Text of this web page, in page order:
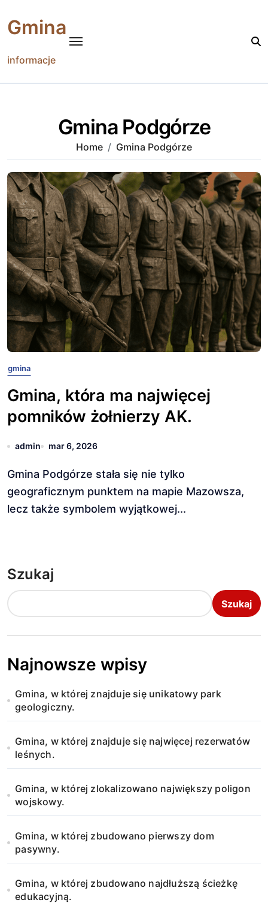
content
Gmina
informacje
Gmina Podgórze
Home Gmina Podgórze
gmina
Gmina, która ma najwięcej
pomników żołnierzy AK.
admin mar 6, 2026
Gmina Podgórze stała się nie tylko
geograficznym punktem na mapie Mazowsza,
lecz także symbolem wyjątkowej...
Szukaj
Szukaj
Najnowsze wpisy
Gmina, w której znajduje się unikatowy park
geologiczny.
Gmina, w której znajduje się najwięcej rezerwatów
leśnych.
Gmina, w której zlokalizowano największy poligon
wojskowy.
Gmina, w której zbudowano pierwszy dom
pasywny.
Gmina, w której zbudowano najdłuższą ścieżkę
edukacyjną.